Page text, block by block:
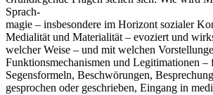
Sprach-
magie – insbesondere im Horizont sozialer
Medialität und Materialität – evoziert und
welcher Weise – und mit welchen
Funktionsmechanismen und Legitimationen
Segensformeln, Beschwörungen,
gesprochen oder geschrieben, Eingang in